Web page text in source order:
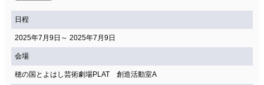
日程
2025年7月9日～ 2025年7月9日
会場
穂の国とよはし芸術劇場PLAT 創造活動室A